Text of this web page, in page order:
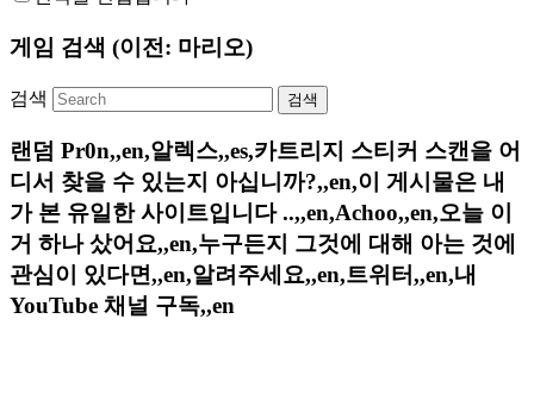
게임 검색 (이전: 마리오)
검색
랜덤 Pr0n,,en,알렉스,,es,카트리지 스티커 스캔을 어
디서 찾을 수 있는지 아십니까?,,en,이 게시물은 내
가 본 유일한 사이트입니다 ..,,en,Achoo,,en,오늘 이
거 하나 샀어요,,en,누구든지 그것에 대해 아는 것에
관심이 있다면,,en,알려주세요,,en,트위터,,en,내
YouTube 채널 구독,,en